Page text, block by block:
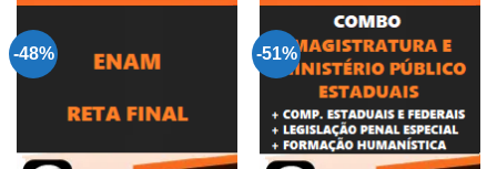
-48% -51%